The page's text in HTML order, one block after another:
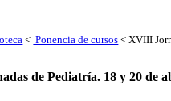
< Ponencia de cursos < XVIII
de Pediatría. 18 y 20 de